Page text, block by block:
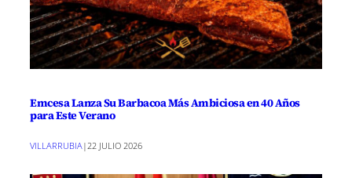
Emcesa Lanza Su Barbacoa Más Ambiciosa en 40 Años
para Este Verano
VILLARRUBIA | 22 JULIO 2026